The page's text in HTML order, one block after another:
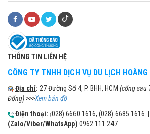
THÔNG TIN LIÊN HỆ
CÔNG TY TNHH DỊCH VỤ DU LỊCH HOÀNG
Địa chỉ: 27 Đường Số 4, P. BHH, HCM (cổng sau
Đổng) >>>Xem bản đồ
Điện thoại: (028).6660.1616, (028).6685.1616 |
(Zalo/Viber/WhatsApp) 0962.111.247